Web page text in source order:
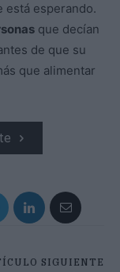
está esperando.
que decían
de que su
que alimentar
SIGUIENTE